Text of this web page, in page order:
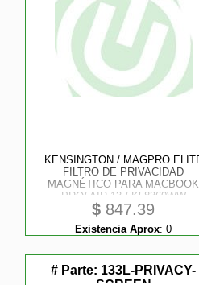
KENSINGTON / MAGPRO
FILTRO DE PRIVACIDAD
MAGNÉTICO PARA MACBOOK
PRO/ AIR 13 / K58360WW
$ 847.39
Existencia Aprox: 0
# Parte: 133L-PRIVACY-